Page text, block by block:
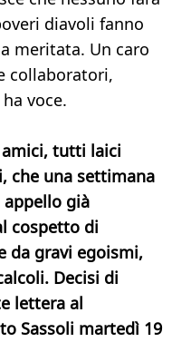
diavoli fanno
meritata. Un caro
collaboratori,
voce.
tutti laici
che una settimana
già
cospetto di
da gravi egoismi,
Decisi di
lettera al
Sassoli martedì 19